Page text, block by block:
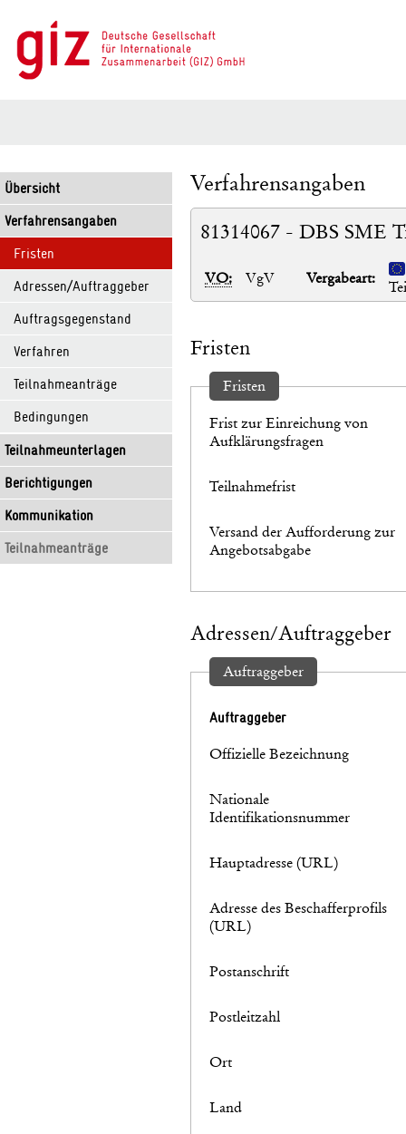
Übersicht
Verfahrensangaben
Fristen
Adressen/Auftraggeber
Auftragsgegenstand
Verfahren
Teilnahmeanträge
Bedingungen
Teilnahmeunterlagen
Berichtigungen
Kommunikation
Teilnahmeanträge
Verfahrensangaben
81314067 - DBS SME
VO: VgV Vergabeart:
Fristen
Fristen
Frist zur Einreichung von
Aufklärungsfragen
Teilnahmefrist
Versand der Aufforderung zur
Angebotsabgabe
Adressen/Auftraggeber
Auftraggeber
Auftraggeber
Offizielle Bezeichnung
Nationale
Identifikationsnummer
Hauptadresse (URL)
Adresse des Beschafferprofils
(URL)
Postanschrift
Postleitzahl
Ort
Land